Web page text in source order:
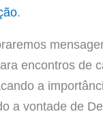
.
encontros de
a
a vontade de